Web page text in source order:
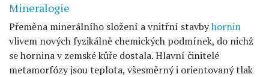
Mineralogie
Přeměna minerálního složení a vnitřní stavbyhornin
vlivem nových fyzikálně chemických podmínek, do nichž
se hornina v zemské kůře dostala. Hlavní činitelé
metamorfózy jsou teplota, všesměrný i orientovaný tlak